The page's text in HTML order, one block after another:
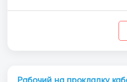
Рабочий на прокладку